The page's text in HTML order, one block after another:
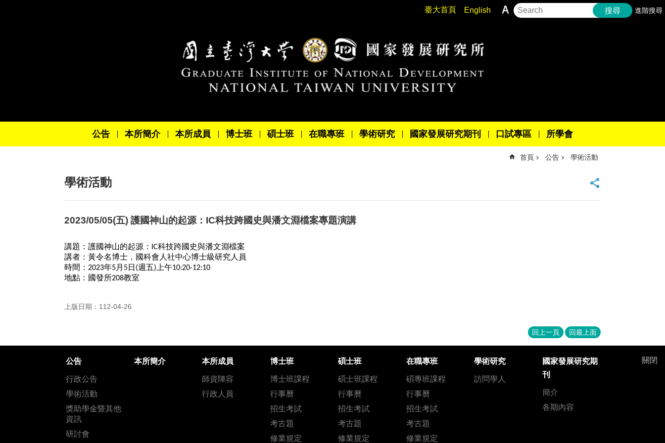
臺大首頁 English 搜尋 進階搜尋
公告 本所簡介 本所成員 博士班 碩士班 在職專班 學術研究 國家發展研究期刊 口試專區 所學會
首頁 公告 學術活動
學術活動
2023/05/05(五) 護國神山的起源：IC科技跨國史與潘文淵檔案專題演講
講題：護國神山的起源：IC科技跨國史與潘文淵檔案
講者：黃令名博士，國科會人社中心博士級研究人員
時間：2023年5月5日(週五)上午10:20-12:10
地點：國發所208教室
上版日期：112-04-26
回上一頁 回最上面
關閉
公告
行政公告
學術活動
獎助學金暨其他
資訊
研討會
本所簡介 本所成員
師資陣容
行政人員
博士班
博士班課程
行事曆
招生考試
考古題
修業規定
碩士班
碩士班課程
行事曆
招生考試
考古題
修業規定
在職專班
碩專班課程
行事曆
招生考試
考古題
修業規定
學術研究
訪問學人
國家發展研究期
刊
簡介
各期內容